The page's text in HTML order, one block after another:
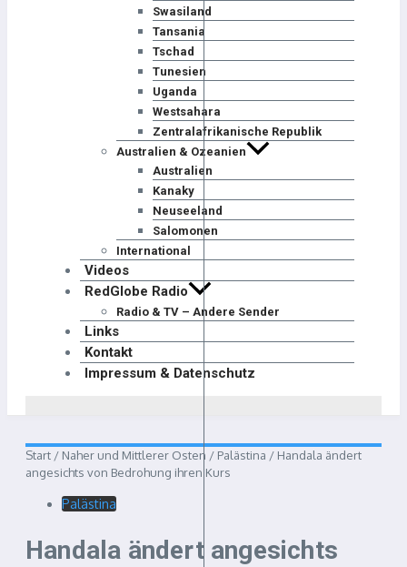
Swasiland
Tansania
Tschad
Tunesien
Uganda
Westsahara
Zentralafrikanische Republik
Australien & Ozeanien
Australien
Kanaky
Neuseeland
Salomonen
International
Videos
RedGlobe Radio
Radio & TV – Andere Sender
Links
Kontakt
Impressum & Datenschutz
Start / Naher und Mittlerer Osten / Palästina / Handala ändert
angesichts von Bedrohung ihren Kurs
Palästina
Handala ändert angesichts